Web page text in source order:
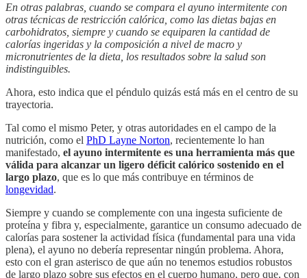
En otras palabras, cuando se compara el ayuno intermitente con
otras técnicas de restricción calórica, como las dietas bajas en
carbohidratos, siempre y cuando se equiparen la cantidad de
calorías ingeridas y la composición a nivel de macro y
micronutrientes de la dieta, los resultados sobre la salud son
indistinguibles.
Ahora, esto indica que el péndulo quizás está más en el centro de su
trayectoria.
Tal como el mismo Peter, y otras autoridades en el campo de la
nutrición, como el PhD Layne Norton, recientemente lo han
manifestado, el ayuno intermitente es una herramienta más que
válida para alcanzar un ligero déficit calórico sostenido en el
largo plazo, que es lo que más contribuye en términos de
longevidad.
Siempre y cuando se complemente con una ingesta suficiente de
proteína y fibra y, especialmente, garantice un consumo adecuado de
calorías para sostener la actividad física (fundamental para una vida
plena), el ayuno no debería representar ningún problema. Ahora,
esto con el gran asterisco de que aún no tenemos estudios robustos
de largo plazo sobre sus efectos en el cuerpo humano, pero que, con